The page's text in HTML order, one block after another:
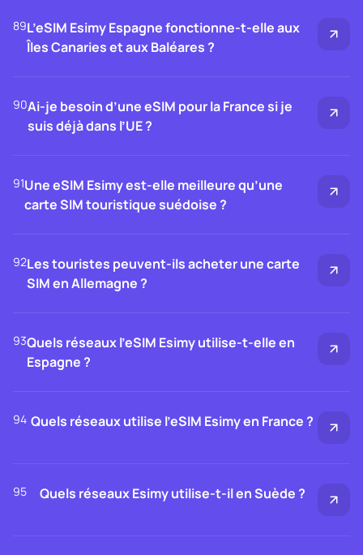
89L’eSIM Esimy Espagne fonctionne-t-elle aux
Îles Canaries et aux Baléares ?
90Ai-je besoin d’une eSIM pour la France si je
suis déjà dans l’UE ?
91Une eSIM Esimy est-elle meilleure qu’une
carte SIM touristique suédoise ?
92Les touristes peuvent-ils acheter une carte
SIM en Allemagne ?
93Quels réseaux l’eSIM Esimy utilise-t-elle en
Espagne ?
94 Quels réseaux utilise l’eSIM Esimy en France ?
95 Quels réseaux Esimy utilise-t-il en Suède ?